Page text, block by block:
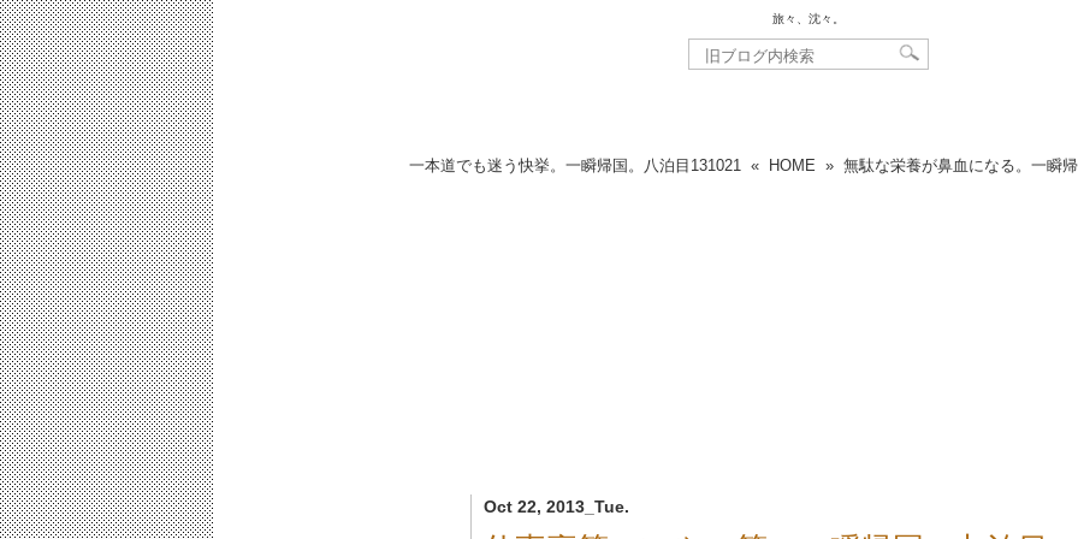
旅々、沈々。
一本道でも迷う快挙。一瞬帰国。八泊目 131021 « HOME » 無駄な栄養が鼻血になる。一瞬
Oct 22, 2013_Tue.